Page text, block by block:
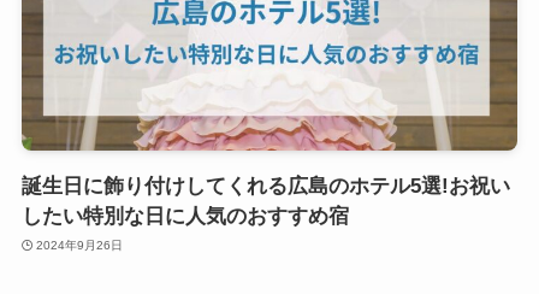
誕生日に飾り付けしてくれる広島のホテル5選!お祝い
したい特別な日に人気のおすすめ宿
2024年9月26日